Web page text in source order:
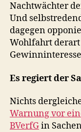
Nachtwächter
Und
dagegen
Wohlfahrt
Es regiert der
Nichts
Warnung vor
BVerfGin